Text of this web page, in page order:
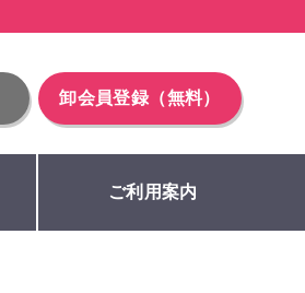
卸会員登録（無料）
ご利用案内